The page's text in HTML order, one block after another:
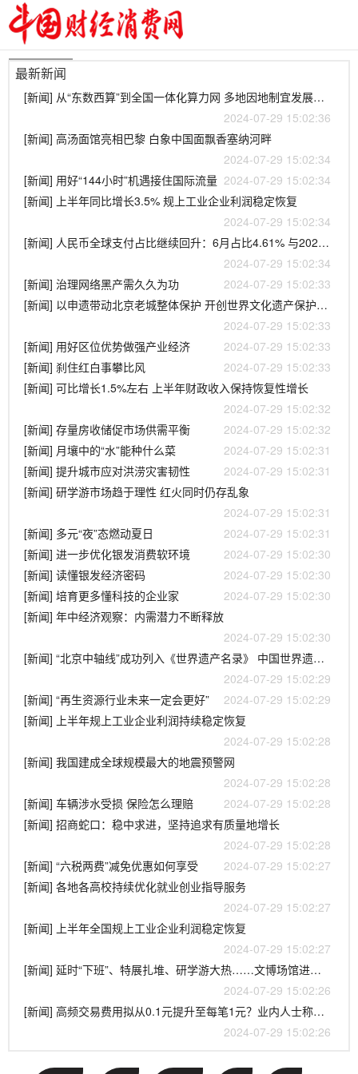
最新新闻
[新闻] 从“东数西算”到全国一体化算力网 多地因地制宜发展新质生产力
2024-07-29 15:02:36
[新闻] 高汤面馆亮相巴黎 白象中国面飘香塞纳河畔
2024-07-29 15:02:34
[新闻] 用好“144小时”机遇接住国际流量 2024-07-29 15:02:34
[新闻] 上半年同比增长3.5% 规上工业企业利润稳定恢复
2024-07-29 15:02:34
[新闻] 人民币全球支付占比继续回升：6月占比4.61% 与2022年11月相比接近翻番
2024-07-29 15:02:34
[新闻] 治理网络黑产需久久为功
2024-07-29 15:02:33
[新闻] 以申遗带动北京老城整体保护 开创世界文化遗产保护新局面
2024-07-29 15:02:33
[新闻] 用好区位优势做强产业经济
2024-07-29 15:02:33
[新闻] 刹住红白事攀比风
2024-07-29 15:02:33
[新闻] 可比增长1.5%左右 上半年财政收入保持恢复性增长
2024-07-29 15:02:32
[新闻] 存量房收储促市场供需平衡
2024-07-29 15:02:32
[新闻] 月壤中的“水”能种什么菜
2024-07-29 15:02:31
[新闻] 提升城市应对洪涝灾害韧性
2024-07-29 15:02:31
[新闻] 研学游市场趋于理性 红火同时仍存乱象
2024-07-29 15:02:31
[新闻] 多元“夜”态燃动夏日
2024-07-29 15:02:31
[新闻] 进一步优化银发消费软环境
2024-07-29 15:02:30
[新闻] 读懂银发经济密码
2024-07-29 15:02:30
[新闻] 培育更多懂科技的企业家
2024-07-29 15:02:30
[新闻] 年中经济观察：内需潜力不断释放
2024-07-29 15:02:30
[新闻] “北京中轴线”成功列入《世界遗产名录》 中国世界遗产总数达到59项
2024-07-29 15:02:29
[新闻] “再生资源行业未来一定会更好”
2024-07-29 15:02:29
[新闻] 上半年规上工业企业利润持续稳定恢复
2024-07-29 15:02:28
[新闻] 我国建成全球规模最大的地震预警网
2024-07-29 15:02:28
[新闻] 车辆涉水受损 保险怎么理赔
2024-07-29 15:02:28
[新闻] 招商蛇口：稳中求进，坚持追求有质量地增长
2024-07-29 15:02:28
[新闻] “六税两费”减免优惠如何享受
2024-07-29 15:02:27
[新闻] 各地各高校持续优化就业创业指导服务
2024-07-29 15:02:27
[新闻] 上半年全国规上工业企业利润稳定恢复
2024-07-29 15:02:27
[新闻] 延时“下班”、特展扎堆、研学游大热……文博场馆进入“夏令时”
2024-07-29 15:02:26
[新闻] 高频交易费用拟从0.1元提升至每笔1元？业内人士称已征求意见
2024-07-29 15:02:26